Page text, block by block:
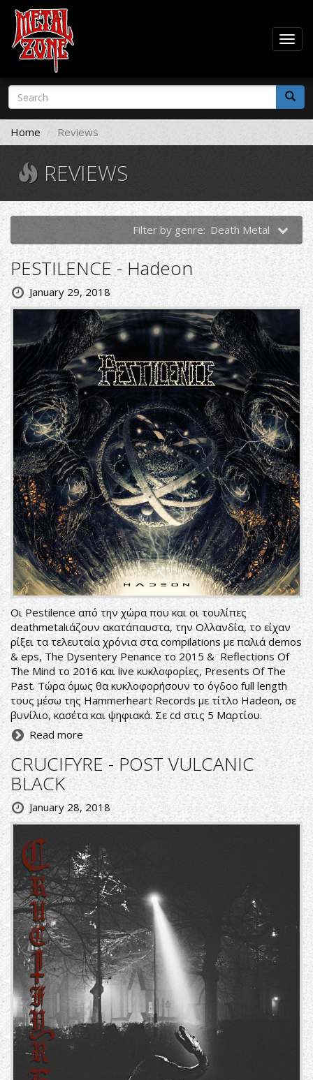
Skip
main
content
Search
form
Search
Home Reviews
REVIEWS
Filter by genre: Death Metal
PESTILENCE - Hadeon
January 29, 2018
Οι Pestilence από την χώρα που και οι τουλίπες
deathmetalιάζουν ακατάπαυστα, την Ολλανδία, το είχαν
ρίξει τα τελευταία χρόνια στα compilations με παλιά demos
& eps, The Dysentery Penance το 2015 & Reflections Of
The Mind το 2016 και live κυκλοφορίες, Presents Of The
Past. Τώρα όμως θα κυκλοφορήσουν το όγδοο full length
τους μέσω της Hammerheart Records με τίτλο Hadeon, σε
βυνίλιο, κασέτα και ψηφιακά. Σε cd στις 5 Μαρτίου.
Read more
CRUCIFYRE - POST VULCANIC
BLACK
January 28, 2018